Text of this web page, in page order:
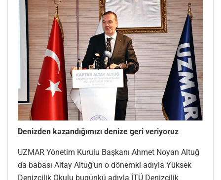
Denizden kazandığımızı denize geri veriyoruz
UZMAR Yönetim Kurulu Başkanı Ahmet Noyan Altuğ
da babası Altay Altuğ’un o dönemki adıyla Yüksek
Denizcilik Okulu bugünkü adıyla İTÜ Denizcilik